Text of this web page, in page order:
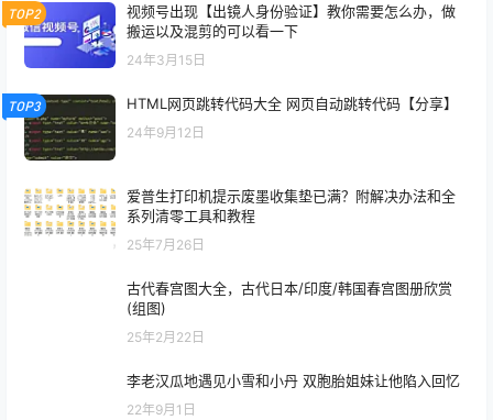
TOP2
视频号出现【出镜人身份验证】教你需要怎么办，做
搬运以及混剪的可以看一下
24年3月15日
TOP3 HTML网页跳转代码大全 网页自动跳转代码【分享】
24年9月12日
爱普生打印机提示废墨收集垫已满？附解决办法和全
系列清零工具和教程
25年7月26日
古代春宫图大全，古代日本/印度/韩国春宫图册欣赏
(组图)
25年2月22日
李老汉瓜地遇见小雪和小丹 双胞胎姐妹让他陷入回忆
22年9月1日